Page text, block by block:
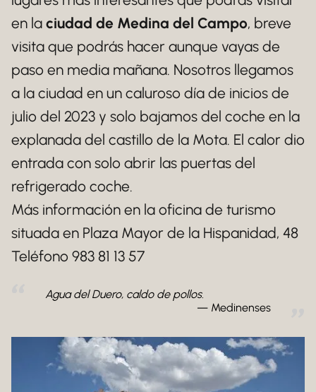
en la ciudad de Medina del Campo, breve
visita que podrás hacer aunque vayas de
paso en media mañana. Nosotros llegamos
a la ciudad en un caluroso día de inicios de
julio del 2023 y solo bajamos del coche en la
explanada del castillo de la Mota. El calor dio
entrada con solo abrir las puertas del
refrigerado coche.
Más información en la oficina de turismo
situada en Plaza Mayor de la Hispanidad, 48
Teléfono 983 81 13 57
Agua del Duero, caldo de pollos.
Medinenses